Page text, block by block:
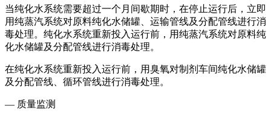
当纯化水系统需要超过一个月间歇期时，在停止运行后，立即
用纯蒸汽系统对原料纯化水储罐、运输管线及分配管线进行消
毒处理。纯化水系统重新投入运行前，用纯蒸汽系统对原料纯
化水储罐及分配管线进行消毒处理。
在纯化水系统重新投入运行前，用臭氧对制剂车间纯化水储罐
及分配管线、循环管线进行消毒处理。
— 质量监测